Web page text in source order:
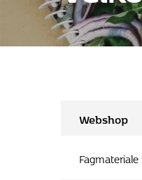
Webshop
Fagmateriale